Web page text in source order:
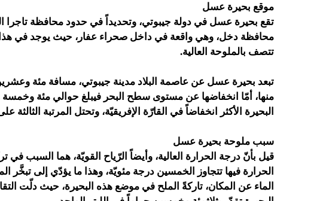
موقع بحيرة عسل
تقع بحيرة عسل في دولة جيبوتي، وتحديداً في حدود محافظة تاجرا
محافظة دخل، وهي واقعة في داخل صحراء عفار، حيث يوجد في هذا
تتصف بالملوحة العالية.
تبعد بحيرة عسل عن عاصمة البلاد مدينة جيبوتي، مسافة مئة وعشرين
منها، أمّا انخفاضها عن مستوى سطح البحر فيبلغ حوالي مئة وخمسة
البحيرة الأكثر انخفاضاً في القارّة الإفريقيّة، وتحتل المرتبة
سبب ملوحة بحيرة عسل
قيل بأنّ درجة الحرارة العالية، وأيضاً الرّياح القويّة، هما السبب في
الحرارة فيها تتجاوز الخمسين درجة مئويّة، وهذا ما يؤدّي إلى تبخَّر
الماء عن المكان، تاركةً الملح في موضع هذه البحيرة، حيث دلّت